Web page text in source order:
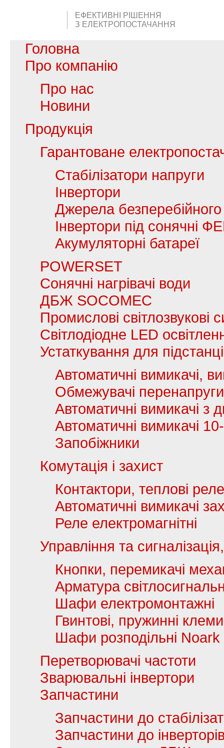
ЕФЕКТИВНІ РІШЕННЯ
З ЕЛЕКТРОПОСТАЧАННЯ
Головна
Про компанію
Про нас
Новини
Продукція
Гарантоване
Стабілізатори напруги
Інвертори
Джерела
Інвертори під сонячні
Акумуляторні батареї
POWERSET
Сонячні нагрівачі води
ДБЖ SOCOMEC
Промислові світлозвукові
Світлодіодне LED
Устаткування для
Автоматичні вимикачі,
Обмежувачі перенапруги
Автоматичні вимикачі з
Автоматичні вимикачі
Запобіжники
Комутація і захист
Контактори, теплові реле
Автоматичні вимикачі
Реле електромагнітні
Управління та
Кнопки, перемикачі
Арматура
Шафи електромонтажні
Гвинтові, пружинні
Шафи розподільні Noark
Перетворювачі частоти
Зварювальні інвертори
Запчастини
Запчастини до
Запчастини до